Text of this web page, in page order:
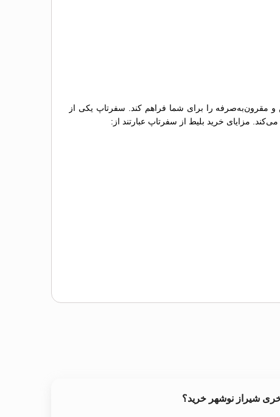
و مقرون‌به‌صرفه را برای شما فراهم کند. سفرتاپ یکی از
مزایای خرید بلیط از سفرتاپ عبارتند از:
شیراز نوشهر خرید؟